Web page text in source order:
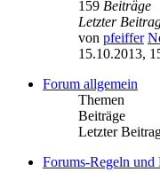
159 Beiträge
Letzter
von pfeiffer
15.10.2013,
Forum allgemein
Themen
Beiträge
Letzter
Forums-Regeln